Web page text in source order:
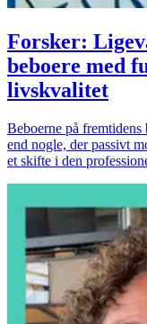
Forsker:
beboere med
livskvalitet
Beboerne på fremtidens
end nogle, der passivt
et skifte i den